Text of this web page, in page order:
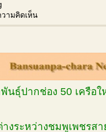
วามคิดเห็น
นธุ์ปากช่อง 50 เครือ
งระหว่างชมพูเพชรส